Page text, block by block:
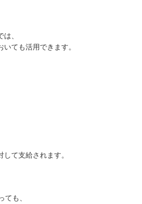
、
ても活用できます。
て支給されます。
ても、